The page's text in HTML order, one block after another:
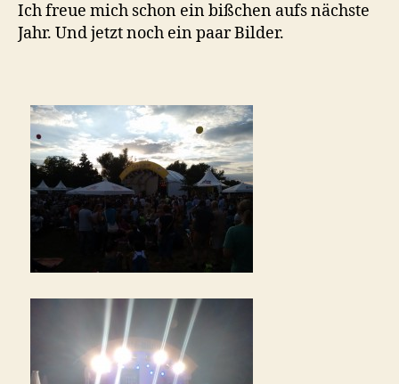
Ich freue mich schon ein bißchen aufs nächste
Jahr. Und jetzt noch ein paar Bilder.